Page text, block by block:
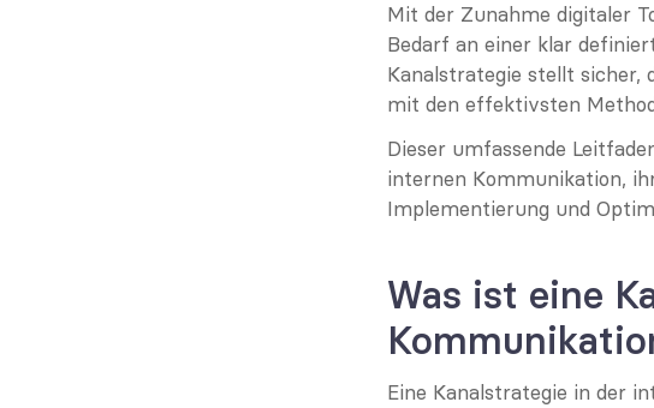
Mit der Zunahme digitaler
Bedarf an einer klar
Kanalstrategie stellt sicher,
mit den effektivsten
Dieser umfassende
internen Kommunikation,
Implementierung und
Was ist eine
Eine Kanalstrategie in der